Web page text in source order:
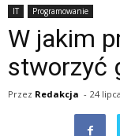
IT Programowanie
W jakim
stworzyć
Przez Redakcja - 24